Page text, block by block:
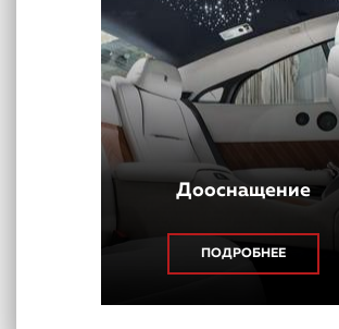
Дооснащение
ПОДРОБНЕЕ